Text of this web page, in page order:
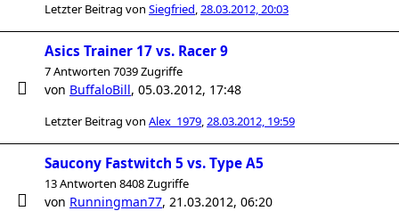
Letzter Beitrag von Siegfried,28.03.2012, 20:03
Asics Trainer 17 vs. Racer 9
7 Antworten 7039 Zugriffe
von BuffaloBill, 05.03.2012, 17:48
Letzter Beitrag von Alex_1979,28.03.2012, 19:59
Saucony Fastwitch 5 vs. Type A5
13 Antworten 8408 Zugriffe
von Runningman77, 21.03.2012, 06:20